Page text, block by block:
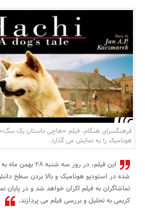
فرهنگسرای هنگام، فیلم «هاچی داستان یک سگ»
هونامیک را به نمایش می گذارد.
این فیلم، در روز سه
شده در استودیو هونامیک و بالا بردن سطح
تماشاگران به فیلم اکران خواهد شد و در پایان
کریمی به تحلیل و بررسی فیلم می پردازند.